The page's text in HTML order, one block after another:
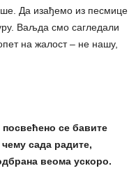
Да изађемо из песмице
Ваљда смо сагледали
на жалост – не нашу,
се бавите
сада радите,
веома ускоро.